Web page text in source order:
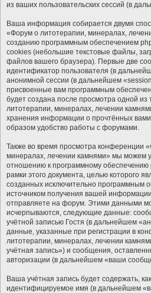
из ваших пользовательских сессий (в
Ваша информация собирается двумя
«Форум о литотерапии, минералах,
созданию программным обеспечением
cookies (небольшие текстовые файлы,
файлов вашего браузера). Первые две
идентификатор пользователя (в
анонимной сессии (в дальнейшем
присвоенные вам программным
будет создана после просмотра одной
литотерапии, минералах, лечении
хранения информации о прочтённых
образом удобство работы с форумами.
Также во время просмотра конференции
минералах, лечении камнями» мы можем
отношению к программному обеспечению
рамки этого документа, целью которого
созданных исключительно программным
источником получения вашей
отправляете на форум. Этими данными
исчерпываются, следующие данные:
учётной записью Гостя (в дальнейшем
данные, указанные при регистрации в
литотерапии, минералах, лечении
учётная запись») и сообщения,
авторизации (в дальнейшем «ваши
Ваша учётная запись будет содержать,
идентифицируемое имя (в дальнейшем